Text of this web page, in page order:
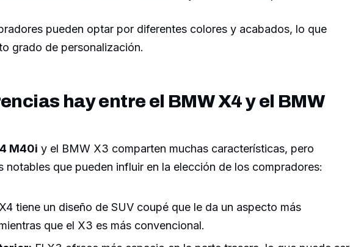
pueden optar por diferentes colores y acabados, lo que
grado de personalización.
hay entre el BMW X4 y el BMW
M40i y el BMW X3 comparten muchas características, pero
notables que pueden influir en la elección de los compradores:
tiene un diseño de SUV coupé que le da un aspecto más
que el X3 es más convencional.